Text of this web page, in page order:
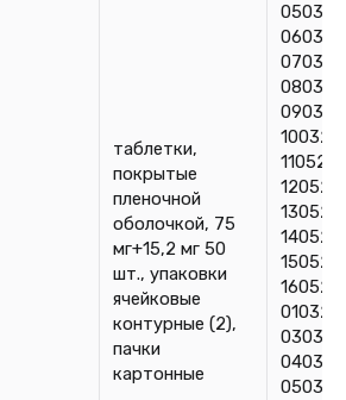
таблетки,
покрытые
пленочной
оболочкой, 75
мг+15,2 мг 50
шт., упаковки
ячейковые
контурные (2),
пачки
картонные
100324,
110524,
120524,
130524,
140524,
150524,
160524,
010325,